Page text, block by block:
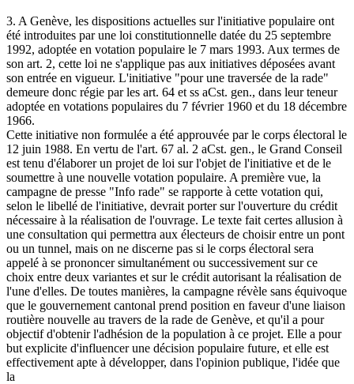
3. A Genève, les dispositions actuelles sur l'initiative populaire ont
été introduites par une loi constitutionnelle datée du 25 septembre
1992, adoptée en votation populaire le 7 mars 1993. Aux termes de
son art. 2, cette loi ne s'applique pas aux initiatives déposées avant
son entrée en vigueur. L'initiative "pour une traversée de la rade"
demeure donc régie par les art. 64 et ss aCst. gen., dans leur teneur
adoptée en votations populaires du 7 février 1960 et du 18 décembre
1966.
Cette initiative non formulée a été approuvée par le corps électoral le
12 juin 1988. En vertu de l'art. 67 al. 2 aCst. gen., le Grand Conseil
est tenu d'élaborer un projet de loi sur l'objet de l'initiative et de le
soumettre à une nouvelle votation populaire. A première vue, la
campagne de presse "Info rade" se rapporte à cette votation qui,
selon le libellé de l'initiative, devrait porter sur l'ouverture du crédit
nécessaire à la réalisation de l'ouvrage. Le texte fait certes allusion à
une consultation qui permettra aux électeurs de choisir entre un pont
ou un tunnel, mais on ne discerne pas si le corps électoral sera
appelé à se prononcer simultanément ou successivement sur ce
choix entre deux variantes et sur le crédit autorisant la réalisation de
l'une d'elles. De toutes manières, la campagne révèle sans équivoque
que le gouvernement cantonal prend position en faveur d'une liaison
routière nouvelle au travers de la rade de Genève, et qu'il a pour
objectif d'obtenir l'adhésion de la population à ce projet. Elle a pour
but explicite d'influencer une décision populaire future, et elle est
effectivement apte à développer, dans l'opinion publique, l'idée que
la